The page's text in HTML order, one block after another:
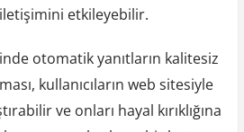
iletişimini etkileyebilir.
otomatik yanıtların kalitesiz
kullanıcıların web sitesiyle
ve onları hayal kırıklığına